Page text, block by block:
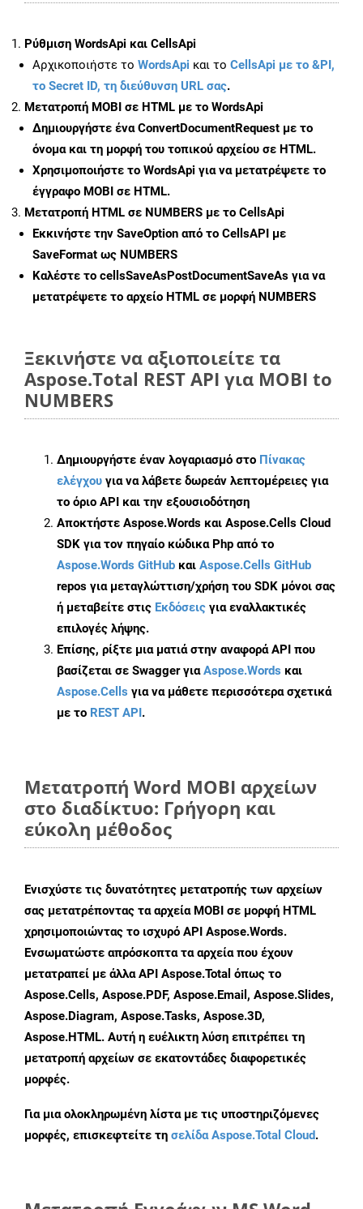
Ρύθμιση WordsApi και CellsApi
Αρχικοποιήστε το WordsApi και το CellsApi με το &PI,
το Secret ID, τη διεύθυνση URL σας.
Μετατροπή MOBI σε HTML με το WordsApi
Δημιουργήστε έναConvertDocumentRequest με το
όνομα και τη μορφή του τοπικού αρχείου σε HTML.
Χρησιμοποιήστε το WordsApi για να μετατρέψετε το
έγγραφο MOBI σε HTML.
Μετατροπή HTML σε NUMBERS με το CellsApi
Εκκινήστε την SaveOption από το CellsAPI με
SaveFormat ως NUMBERS
Καλέστε το cellsSaveAsPostDocumentSaveAs για να
μετατρέψετε το αρχείο HTML σε μορφή NUMBERS
Ξεκινήστε να αξιοποιείτε τα
Aspose.Total REST API για MOBI to
NUMBERS
Δημιουργήστε έναν λογαριασμό στο Πίνακας
ελέγχου για να λάβετε δωρεάν λεπτομέρειες για
το όριο API και την εξουσιοδότηση
Αποκτήστε Aspose.Words και Aspose.Cells Cloud
SDK για τον πηγαίο κώδικα Php από το
Aspose.Words GitHub και Aspose.Cells GitHub
repos για μεταγλώττιση/χρήση του SDK μόνοι σας
ή μεταβείτε στις Εκδόσεις για εναλλακτικές
επιλογές λήψης.
Επίσης, ρίξτε μια ματιά στην αναφορά API που
βασίζεται σε Swagger γιαAspose.Words και
Aspose.Cells για να μάθετε περισσότερα σχετικά
με το REST API.
Μετατροπή Word MOBI αρχείων
στο διαδίκτυο: Γρήγορη και
εύκολη μέθοδος
Ενισχύστε τις δυνατότητες μετατροπής των αρχείων
σας μετατρέποντας τα αρχεία MOBI σε μορφή HTML
χρησιμοποιώντας το ισχυρό API Aspose.Words.
Ενσωματώστε απρόσκοπτα τα αρχεία που έχουν
μετατραπεί με άλλα API Aspose.Total όπως το
Aspose.Cells, Aspose.PDF, Aspose.Email, Aspose.Slides,
Aspose.Diagram, Aspose.Tasks, Aspose.3D,
Aspose.HTML. Αυτή η ευέλικτη λύση επιτρέπει τη
μετατροπή αρχείων σε εκατοντάδες διαφορετικές
μορφές.
Για μια ολοκληρωμένη λίστα με τις υποστηριζόμενες
μορφές, επισκεφτείτε τη σελίδα Aspose.Total Cloud.